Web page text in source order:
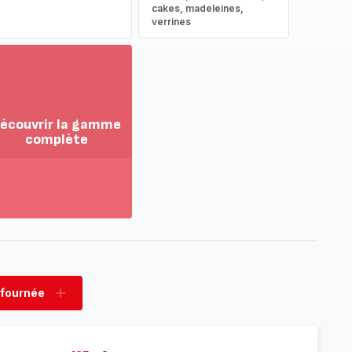
cakes, madeleines,
verrines
la gamme
complète
fournée
Ajouter